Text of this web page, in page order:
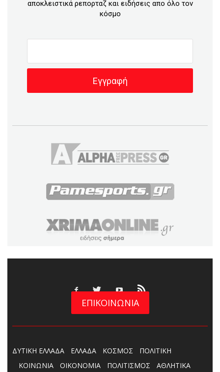
αποκλειστικά ρεπορταζ και ειδήσεις απο όλο τον
κόσμο
ΕΠΙΚΟΙΝΩΝΙΑ
ΔΥΤΙΚΗ ΕΛΛΑΔΑ ΕΛΛΑΔΑ ΚΟΣΜΟΣ
ΠΟΛΙΤΙΚΗ
ΚΟΙΝΩΝΙΑ
ΟΙΚΟΝΟΜΙΑ ΠΟΛΙΤΙΣΜΟΣ ΑΘΛΗΤΙΚΑ